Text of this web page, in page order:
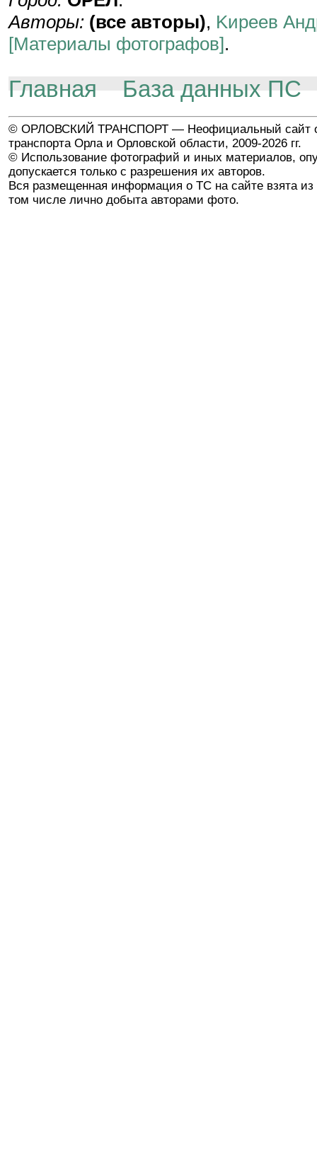
Авторы: (все авторы), Kиpeeв
[Материалы фотографов].
Главная База данных ПС
© ОРЛОВСКИЙ ТРАНСПОРТ — Неофициальный сайт
транспорта Орла и Орловской области, 2009-2026 гг.
© Использование фотографий и иных материалов,
допускается только с разрешения их авторов.
Вся размещенная информация о ТС на сайте взята из
том числе лично добыта авторами фото.